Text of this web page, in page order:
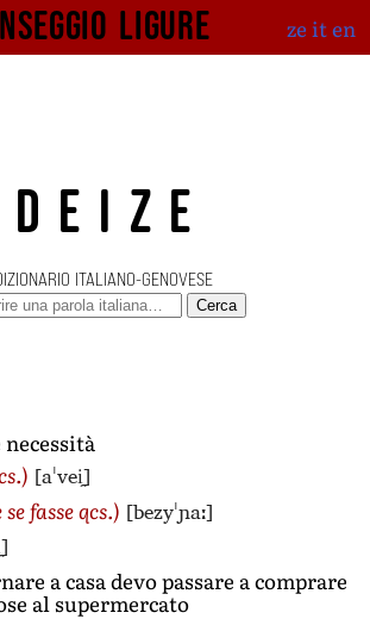
ligure ze iten
DEIZE
ITALIANO-GENOVESE
Cerca
[aˈvei̯]
se fasse qcs.) [bezyˈɲaː]
a casa devo passare a comprare
al supermercato